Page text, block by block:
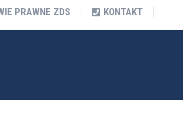
PRAWNE ZDS KONTAKT